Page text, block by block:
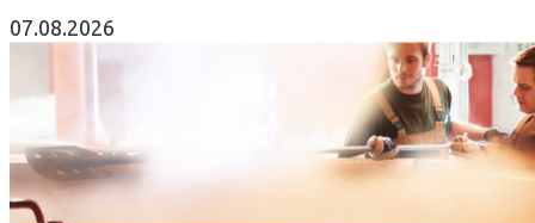
07.08.2026